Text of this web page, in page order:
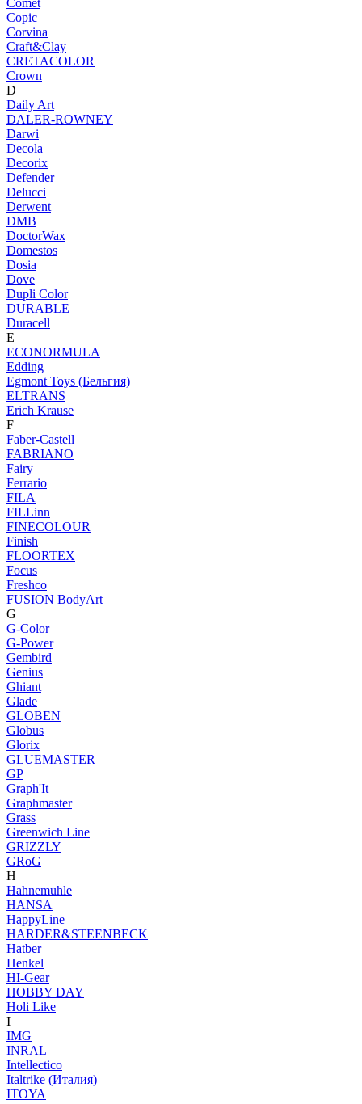
Comet
Copic
Corvina
Craft&Clay
CRETACOLOR
Crown
D
Daily Art
DALER-ROWNEY
Darwi
Decola
Decorix
Defender
Delucci
Derwent
DMB
DoctorWax
Domestos
Dosia
Dove
Dupli Color
DURABLE
Duracell
E
ECONORMULA
Edding
Egmont Toys (Бельгия)
ELTRANS
Erich Krause
F
Faber-Castell
FABRIANO
Fairy
Ferrario
FILA
FILLinn
FINECOLOUR
Finish
FLOORTEX
Focus
Freshco
FUSION BodyArt
G
G-Color
G-Power
Gembird
Genius
Ghiant
Glade
GLOBEN
Globus
Glorix
GLUEMASTER
GP
Graph'It
Graphmaster
Grass
Greenwich Line
GRIZZLY
GRoG
H
Hahnemuhle
HANSA
HappyLine
HARDER&STEENBECK
Hatber
Henkel
HI-Gear
HOBBY DAY
Holi Like
I
IMG
INRAL
Intellectico
Italtrike (Италия)
ITOYA